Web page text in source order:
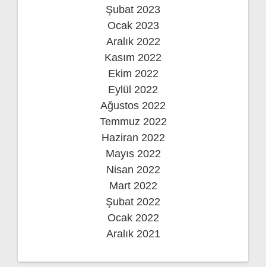
Şubat 2023
Ocak 2023
Aralık 2022
Kasım 2022
Ekim 2022
Eylül 2022
Ağustos 2022
Temmuz 2022
Haziran 2022
Mayıs 2022
Nisan 2022
Mart 2022
Şubat 2022
Ocak 2022
Aralık 2021